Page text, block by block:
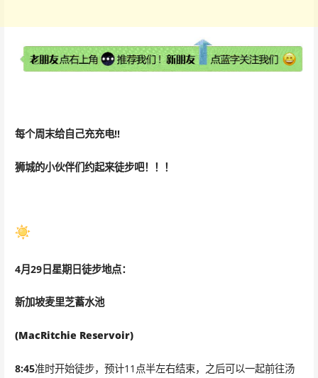
每个周末给自己充充电!!
狮城的小伙伴们约起来徒步吧！！！
4月29日星期日徒步地点：
新加坡麦里芝蓄水池
(MacRitchie Reservoir)
8:45准时开始徒步，预计11点半左右结束，之后可以一起前往汤